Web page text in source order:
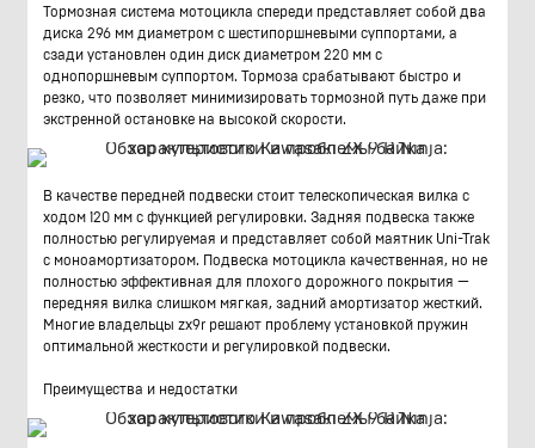
Тормозная система мотоцикла спереди представляет собой два
диска 296 мм диаметром с шестипоршневыми суппортами, а
сзади установлен один диск диаметром 220 мм с
однопоршневым суппортом. Тормоза срабатывают быстро и
резко, что позволяет минимизировать тормозной путь даже при
экстренной остановке на высокой скорости.
В качестве передней подвески стоит телескопическая вилка с
ходом 120 мм с функцией регулировки. Задняя подвеска также
полностью регулируемая и представляет собой маятник Uni-Trak
с моноамортизатором. Подвеска мотоцикла качественная, но не
полностью эффективная для плохого дорожного покрытия —
передняя вилка слишком мягкая, задний амортизатор жесткий.
Многие владельцы zx9r решают проблему установкой пружин
оптимальной жесткости и регулировкой подвески.
Преимущества и недостатки